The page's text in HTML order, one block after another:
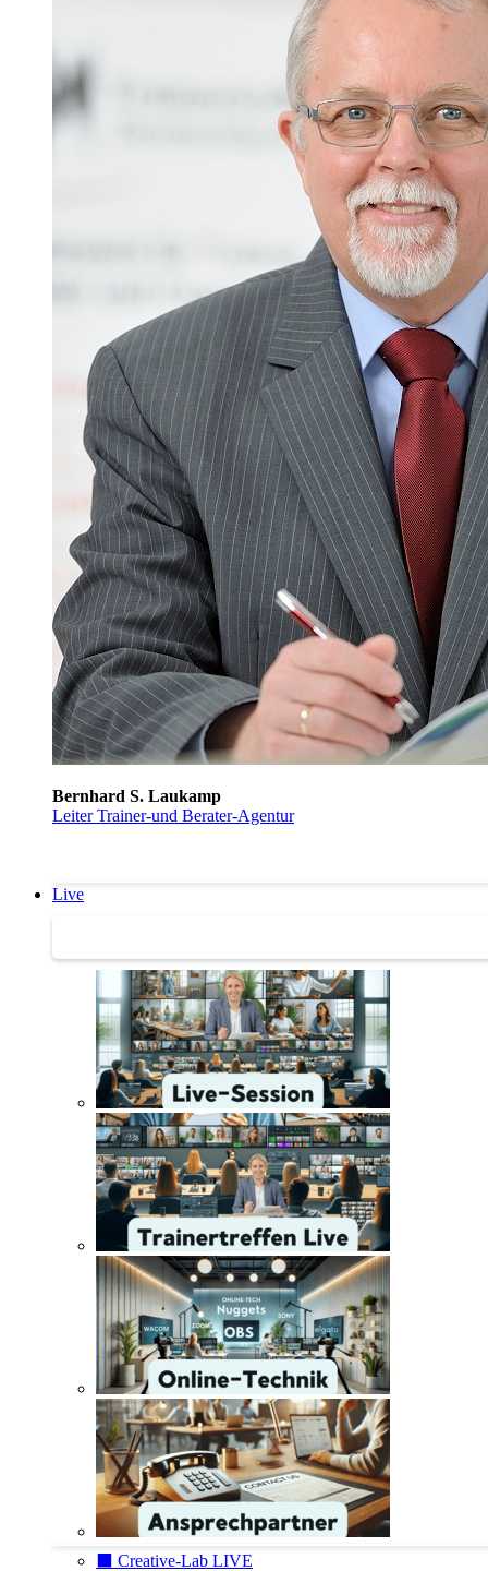
Bernhard S. Laukamp
Leiter Trainer-und Berater-Agentur
Live
⬛️ Creative-Lab LIVE